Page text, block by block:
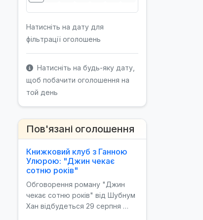
Натисніть на дату для
фільтрації оголошень
Натисніть на будь-яку дату,
щоб побачити оголошення на
той день
Пов'язані оголошення
Книжковий клуб з Ганною
Улюрою: "Джин чекає
сотню років"
Обговорення роману "Джин
чекає сотню років" від Шубнум
Хан відбудеться 29 серпня …